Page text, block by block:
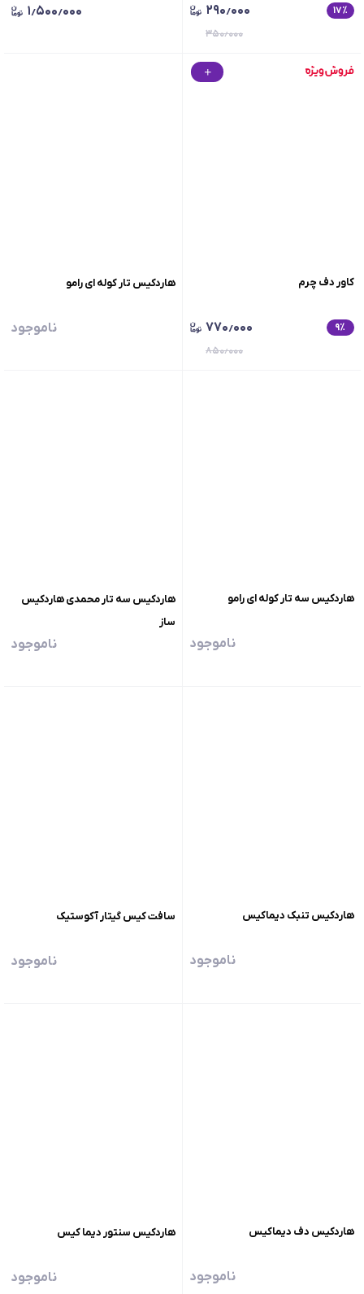
۱۷٪ ۲۹۰٫۰۰۰
۳۵۰٫۰۰۰
۱٫۵۰۰٫۰۰۰
کاور دف چرم
۹٪ ۷۷۰٫۰۰۰
۸۵۰٫۰۰۰
هاردکیس تار کوله ای رامو
ناموجود
هاردکیس سه تار کوله ای رامو
ناموجود
هاردکیس سه تار محمدی هاردکیس
ساز
ناموجود
هاردکیس تنبک دیماکیس
ناموجود
سافت کیس گیتار آکوستیک
ناموجود
هاردکیس دف دیماکیس
ناموجود
هاردکیس سنتور دیما کیس
ناموجود